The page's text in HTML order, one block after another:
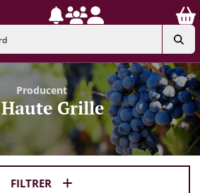
Producent
Haute Grille
FILTRER